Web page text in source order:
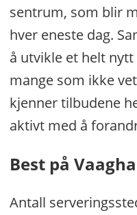
sentrum, som blir
hver eneste dag.
å utvikle et helt
mange som ikke
kjenner tilbudene
aktivt med å
Best på
Antall